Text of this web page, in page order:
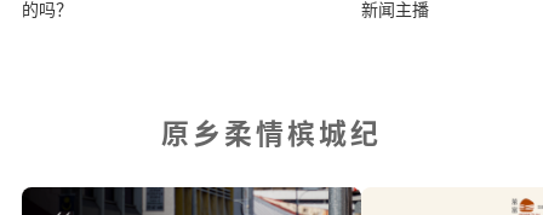
的吗？ 新闻主播
原乡柔情槟城纪